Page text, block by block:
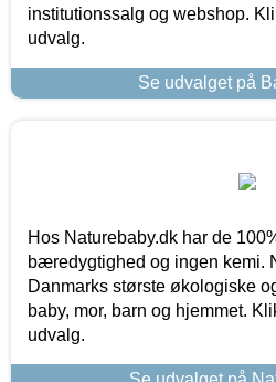
institutionssalg og webshop.
udvalg.
Se udvalget på
Hos Naturebaby.dk har de
bæredygtighed og ingen kemi.
Danmarks største økologiske
baby, mor, barn og hjemmet.
udvalg.